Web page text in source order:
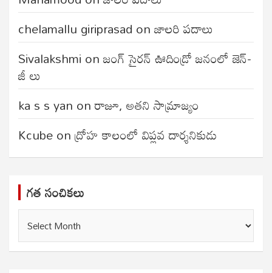
chelamallu giriprasad onజాలరి పదాలు
Sivalakshmi onజంగ్‌ సైరన్‌ ఊదిండ్రో జనంలో జెన్-
జీ లు
ka s s yan onరాజూ, అతని సామ్రాజ్యం
Kcubeonద్రోహ కాలంలో విప్లవ దార్శనికుడు
గత సంచికలు
గత
సంచికలు